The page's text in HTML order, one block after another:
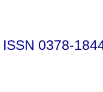
ISSN 0378-